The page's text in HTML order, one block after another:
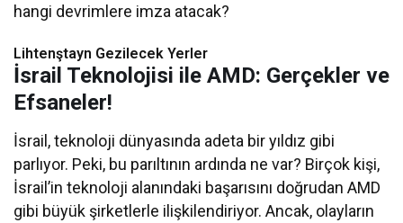
hangi devrimlere imza atacak?
Lihtenştayn Gezilecek Yerler
İsrail Teknolojisi ile AMD: Gerçekler ve
Efsaneler!
İsrail, teknoloji dünyasında adeta bir yıldız gibi
parlıyor. Peki, bu parıltının ardında ne var? Birçok kişi,
İsrail’in teknoloji alanındaki başarısını doğrudan AMD
gibi büyük şirketlerle ilişkilendiriyor. Ancak, olayların